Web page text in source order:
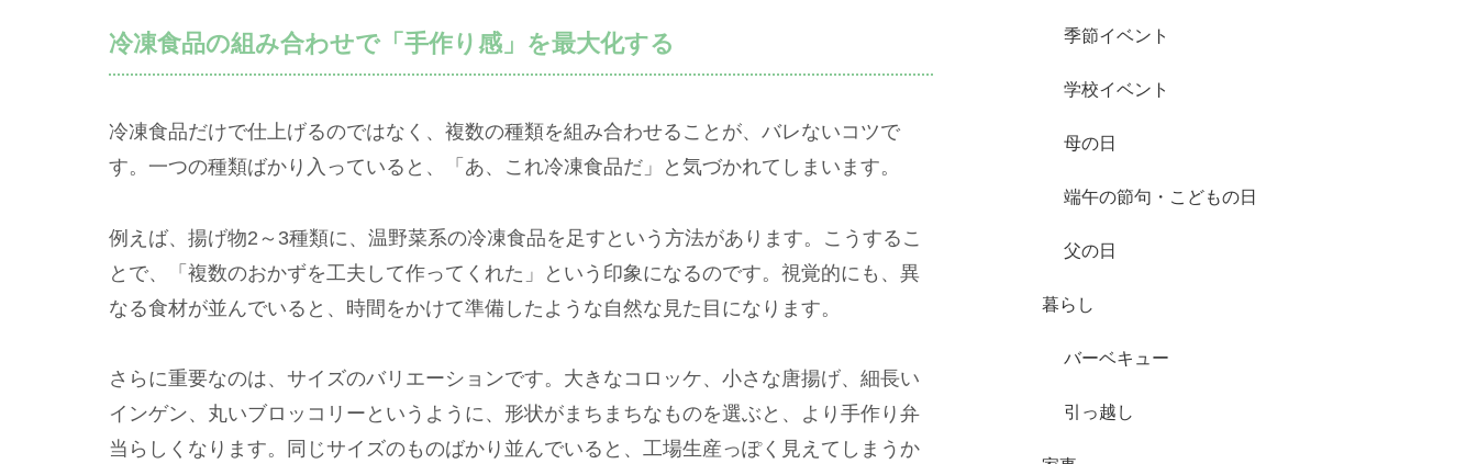
冷凍食品の組み合わせで「手作り感」を最大化する
冷凍食品だけで仕上げるのではなく、複数の種類を組み合わせることが、バレないコツで
す。一つの種類ばかり入っていると、「あ、これ冷凍食品だ」と気づかれてしまいます。
例えば、揚げ物2～3種類に、温野菜系の冷凍食品を足すという方法があります。こうするこ
とで、「複数のおかずを工夫して作ってくれた」という印象になるのです。視覚的にも、異
なる食材が並んでいると、時間をかけて準備したような自然な見た目になります。
さらに重要なのは、サイズのバリエーションです。大きなコロッケ、小さな唐揚げ、細長い
インゲン、丸いブロッコリーというように、形状がまちまちなものを選ぶと、より手作り弁
当らしくなります。同じサイズのものばかり並んでいると、工場生産っぽく見えてしまうか
季節イベント
学校イベント
母の日
端午の節句・こどもの日
父の日
暮らし
バーベキュー
引っ越し